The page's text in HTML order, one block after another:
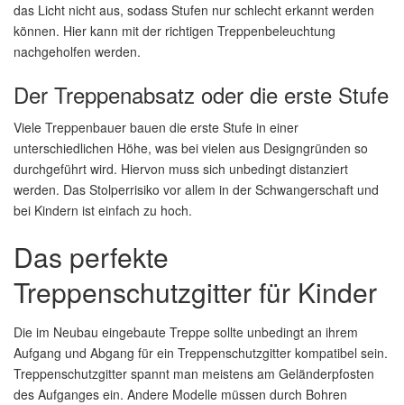
das Licht nicht aus, sodass Stufen nur schlecht erkannt werden
können. Hier kann mit der richtigen Treppenbeleuchtung
nachgeholfen werden.
Der Treppenabsatz oder die erste Stufe
Viele Treppenbauer bauen die erste Stufe in einer
unterschiedlichen Höhe, was bei vielen aus Designgründen so
durchgeführt wird. Hiervon muss sich unbedingt distanziert
werden. Das Stolperrisiko vor allem in der Schwangerschaft und
bei Kindern ist einfach zu hoch.
Das perfekte
Treppenschutzgitter für Kinder
Die im Neubau eingebaute Treppe sollte unbedingt an ihrem
Aufgang und Abgang für ein Treppenschutzgitter kompatibel sein.
Treppenschutzgitter spannt man meistens am Geländerpfosten
des Aufganges ein. Andere Modelle müssen durch Bohren